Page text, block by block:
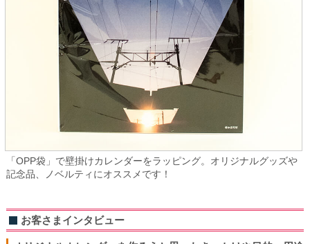
「OPP袋」で壁掛けカレンダーをラッピング。オリジナルグッズや
記念品、ノベルティにオススメです！
お客さまインタビュー